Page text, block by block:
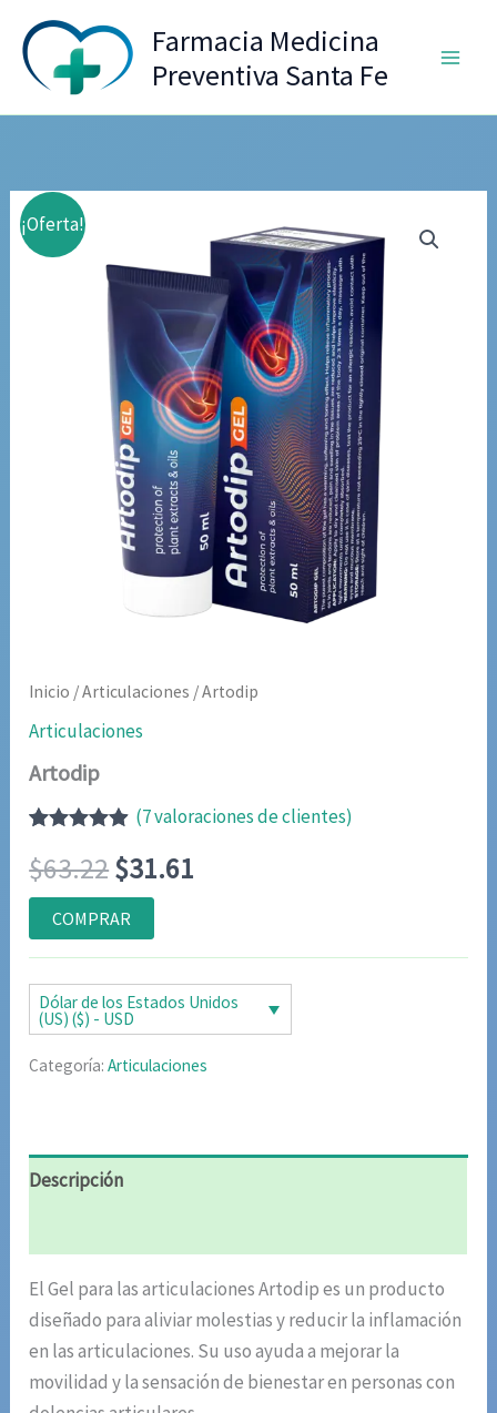
contenido
Farmacia Medicina
Preventiva Santa Fe
¡Oferta!
Inicio /Articulaciones / Artodip
Articulaciones
Artodip
con4.83de
5 en base
a
valoraciones
de clientes
(7valoraciones de clientes)
$63.22El
precio
original
era:
$63.22.
$31.61
actual
es:
$31.61.
COMPRAR
Dólar de los Estados Unidos
(US) ($) - USD
Categoría:Articulaciones
Descripción
El Gel para las articulaciones Artodip es un producto
diseñado para aliviar molestias y reducir la inflamación
en las articulaciones. Su uso ayuda a mejorar la
movilidad y la sensación de bienestar en personas con